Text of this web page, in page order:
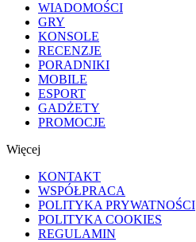
WIADOMOŚCI
GRY
KONSOLE
RECENZJE
PORADNIKI
MOBILE
ESPORT
GADŻETY
PROMOCJE
Więcej
KONTAKT
WSPÓŁPRACA
POLITYKA PRYWATNOŚCI
POLITYKA COOKIES
REGULAMIN